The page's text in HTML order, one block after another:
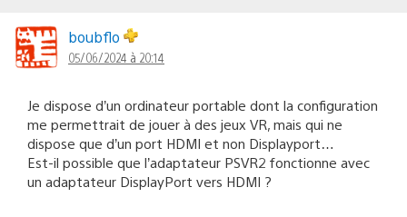
boubflo
05/06/2024 à 20:14
Je dispose d’un ordinateur portable dont la configuration
me permettrait de jouer à des jeux VR, mais qui ne
dispose que d’un port HDMI et non Displayport…
Est-il possible que l’adaptateur PSVR2 fonctionne avec
un adaptateur DisplayPort vers HDMI ?